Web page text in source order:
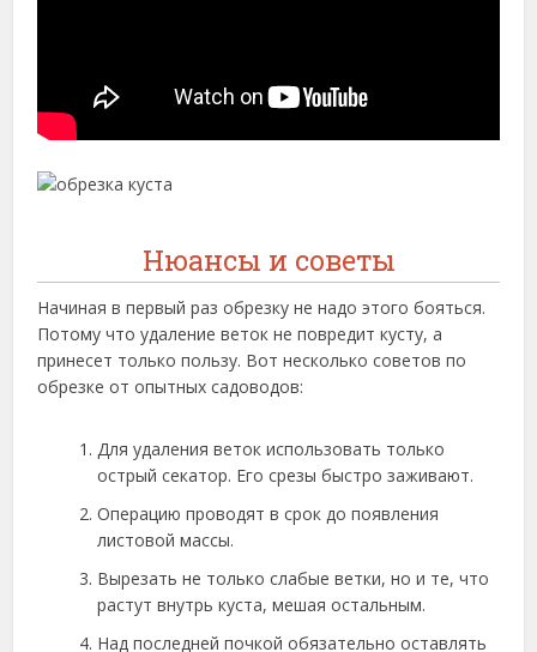
Нюансы и советы
Начиная в первый раз обрезку не надо этого бояться.
Потому что удаление веток не повредит кусту, а
принесет только пользу. Вот несколько советов по
обрезке от опытных садоводов:
Для удаления веток использовать только
острый секатор. Его срезы быстро заживают.
Операцию проводят в срок до появления
листовой массы.
Вырезать не только слабые ветки, но и те, что
растут внутрь куста, мешая остальным.
Над последней почкой обязательно оставлять